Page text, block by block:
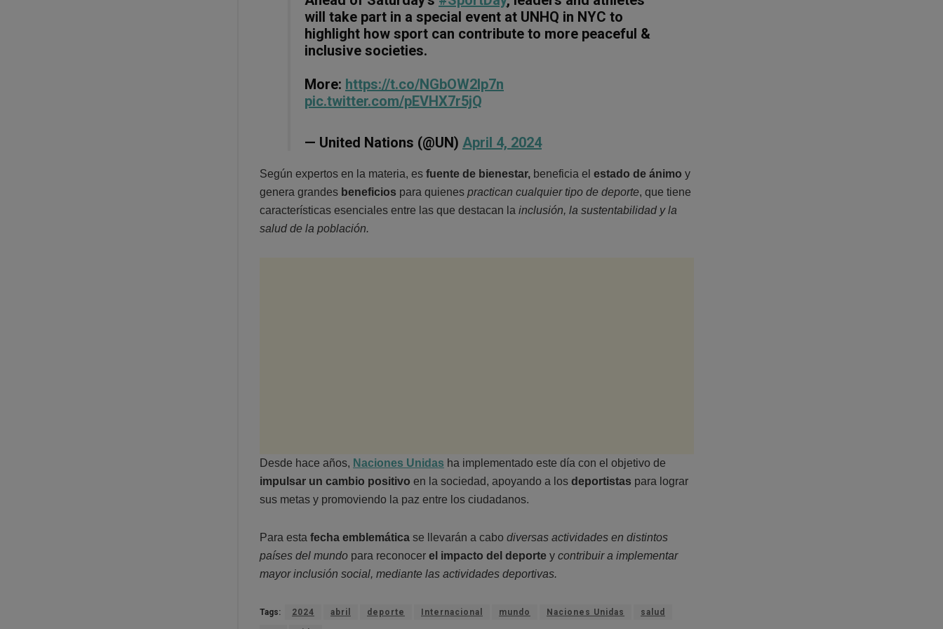
will take part in a special event at UNHQ in NYC to
highlight how sport can contribute to more peaceful &
inclusive societies.
More: https://t.co/NGbOW2Ip7n
pic.twitter.com/pEVHX7r5jQ
— United Nations (@UN) April 4, 2024
Según expertos en la materia, es fuente de bienestar, beneficia el estado de ánimo y
genera grandes beneficios para quienes practican cualquier tipo de deporte, que tiene
características esenciales entre las que destacan la inclusión, la sustentabilidad y la
salud de la población.
Desde hace años, Naciones Unidas ha implementado este día con el objetivo de
impulsar un cambio positivo en la sociedad, apoyando a los deportistas para lograr
sus metas y promoviendo la paz entre los ciudadanos.
Para esta fecha emblemática se llevarán a cabo diversas actividades en distintos
países del mundo para reconocer el impacto del deporte y contribuir a implementar
mayor inclusión social, mediante las actividades deportivas.
Tags: 2024 abril deporte Internacional mundo Naciones Unidas salud